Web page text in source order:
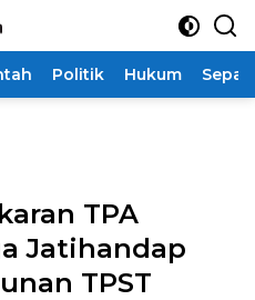
Politik Hukum
TPA
Jatihandap
TPST